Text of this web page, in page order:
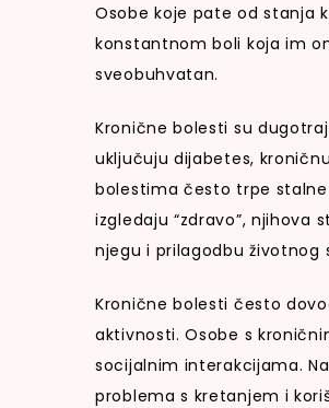
Osobe koje pate od stanja
konstantnom boli koja im
sveobuhvatan.
Kronične bolesti su
uključuju dijabetes,
bolestima često trpe
izgledaju “zdravo”,
njegu i prilagodbu životnog
Kronične bolesti često
aktivnosti. Osobe s
socijalnim interakcijama.
problema s kretanjem i